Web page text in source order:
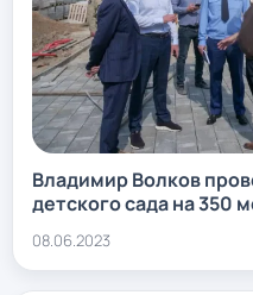
Владимир Волков
детского сада на 350
08.06.2023